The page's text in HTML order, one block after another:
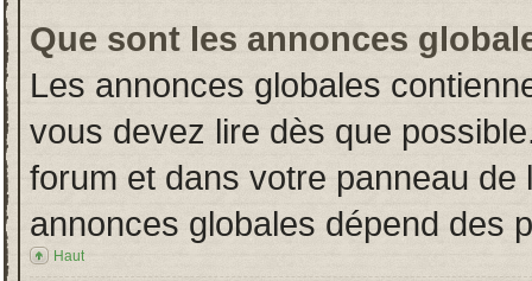
Que sont les annonces
Les annonces globales
vous devez lire dès que
forum et dans votre panneau de
annonces globales dépend des
Haut